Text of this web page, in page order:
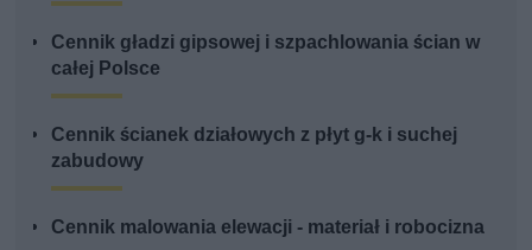
Cennik gładzi gipsowej i szpachlowania ścian w
całej Polsce
Cennik ścianek działowych z płyt g-k i suchej
zabudowy
Cennik malowania elewacji - materiał i robocizna